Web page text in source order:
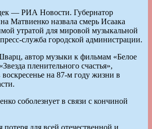
— РИА Новости. Губернатор
Матвиенко назвала смерь Исаака
утратой для мировой музыкальной
служба городской администрации.
автор музыки к фильмам «Белое
пленительного счастья»,
воскресенье на 87-м году жизни в
для всей отечественной и